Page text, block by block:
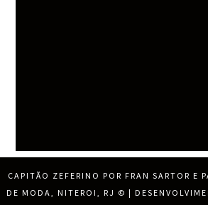
CAPITÃO ZEFERINO POR FRAN SARTOR E
DE MODA, NITEROI, RJ © |